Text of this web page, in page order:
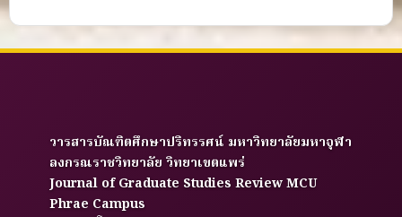
วารสารบัณฑิตศึกษาปริทรรศน์ มหาวิทยาลัยมหาจุฬา
ลงกรณราชวิทยาลัย วิทยาเขตแพร่
Journal of Graduate Studies Review MCU
Phrae Campus